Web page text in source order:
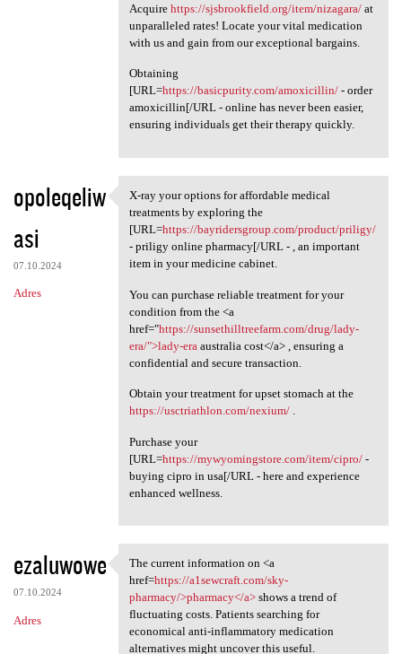
Acquire https://sjsbrookfield.org/item/nizagara/at
unparalleled rates! Locate your vital medication
with us and gain from our exceptional bargains.
Obtaining
[URL=https://basicpurity.com/amoxicillin/- order
amoxicillin[/URL - online has never been easier,
ensuring individuals get their therapy quickly.
opoleqeliw
asi
07.10.2024
Adres
X-ray your options for
X-ray your options for affordable medical
treatments by exploring the
[URL=https://bayridersgroup.com/product/priligy/
- priligy online pharmacy[/URL - , an important
item in your medicine cabinet.
You can purchase reliable treatment for your
condition from the <a
href="https://sunsethilltreefarm.com/drug/lady-
era/">lady-era australia cost</a> , ensuring a
confidential and secure transaction.
Obtain your treatment for upset stomach at the
https://usctriathlon.com/nexium/.
Purchase your
[URL=https://mywyomingstore.com/item/cipro/-
buying cipro in usa[/URL - here and experience
enhanced wellness.
ezaluwowe
07.10.2024
Adres
The current information on <a
The current information on <a
href=https://a1sewcraft.com/sky-
pharmacy/>pharmacy</a>shows a trend of
fluctuating costs. Patients searching for
economical anti-inflammatory medication
alternatives might uncover this useful.